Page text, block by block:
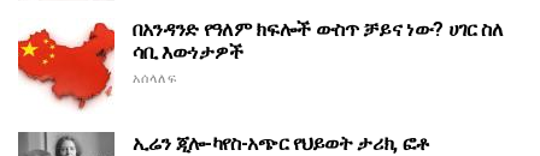
በአንዳንድ የዓለም ክፍሎች ውስጥ ቻይና ነው? ሀገር ስለ
ሳቢ እውነታዎች
አሰላለፍ
ኢሬን ጂሎ-ካየስ-አጭር የህይወት ታሪክ, ፎቶ